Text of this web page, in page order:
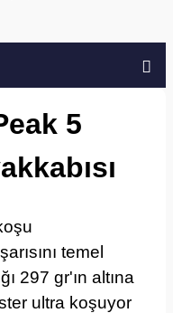
5
temel
297 gr'ın altına
ultra koşuyor